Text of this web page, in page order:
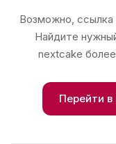
Возможно, ссылка
Найдите
nextcake
Перейти в